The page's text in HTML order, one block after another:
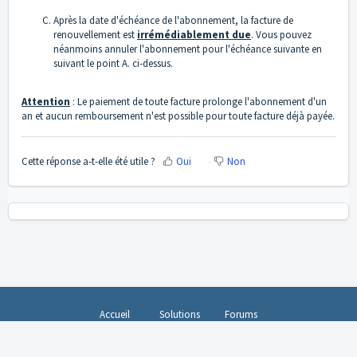
Après la date d'échéance de l'abonnement, la facture de
renouvellement est irrémédiablement due. Vous pouvez
néanmoins annuler l'abonnement pour l'échéance suivante en
suivant le point A. ci-dessus.
Attention : Le paiement de toute facture prolonge l'abonnement d'un
an et aucun remboursement n'est possible pour toute facture déjà payée.
Cette réponse a-t-elle été utile ? Oui Non
Accueil Solutions Forums